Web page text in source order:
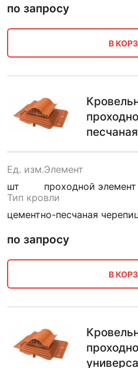
по запросу
В
Ед. изм.
шт
Элемент
проходной элемент
Тип кровли
цементно-песчаная
по запросу
В